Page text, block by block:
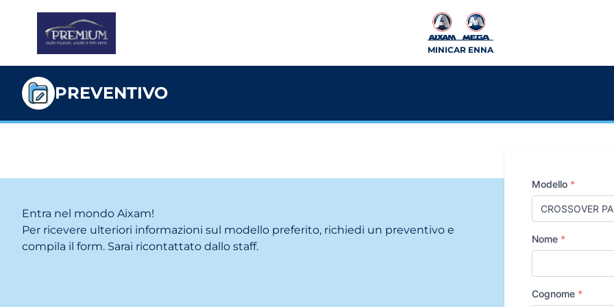
MINICAR ENNA
PREVENTIVO
Entra nel mondo Aixam!
Per ricevere ulteriori informazioni sul modello preferito, richiedi un preventivo e
compila il form. Sarai ricontattato dallo staff.
Modello *
Nome *
Cognome *